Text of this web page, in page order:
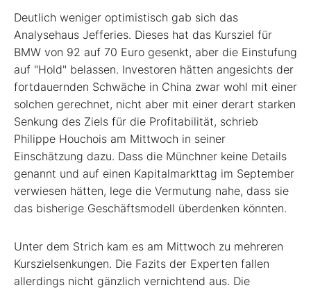
Deutlich weniger optimistisch gab sich das
Analysehaus Jefferies. Dieses hat das Kursziel für
BMW von 92 auf 70 Euro gesenkt, aber die Einstufung
auf "Hold" belassen. Investoren hätten angesichts der
fortdauernden Schwäche in China zwar wohl mit einer
solchen gerechnet, nicht aber mit einer derart starken
Senkung des Ziels für die Profitabilität, schrieb
Philippe Houchois am Mittwoch in seiner
Einschätzung dazu. Dass die Münchner keine Details
genannt und auf einen Kapitalmarkttag im September
verwiesen hätten, lege die Vermutung nahe, dass sie
das bisherige Geschäftsmodell überdenken könnten.
Unter dem Strich kam es am Mittwoch zu mehreren
Kurszielsenkungen. Die Fazits der Experten fallen
allerdings nicht gänzlich vernichtend aus. Die